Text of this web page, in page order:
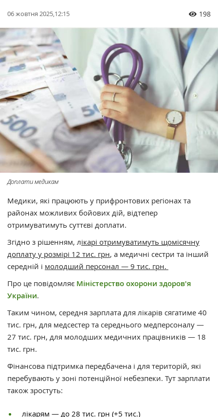
06 жовтня 2025,12:15 198
Доплати медикам
Медики, які працюють у прифронтових регіонах та
районах можливих бойових дій, відтепер
отримуватимуть суттєві доплати.
Згідно з рішенням, лікарі отримуватимуть щомісячну
доплату у розмірі 12 тис. грн, а медичні сестри та інший
середній і молодший персонал — 9 тис. грн.
Про це повідомляє Міністерство охорони здоров'я
України.
Таким чином, середня зарплата для лікарів сягатиме 40
тис. грн, для медсестер та середнього медперсоналу —
27 тис. грн, для молодших медичних працівників — 18
тис. грн.
Фінансова підтримка передбачена і для територій, які
перебувають у зоні потенційної небезпеки. Тут зарплати
також зростуть:
лікарям — до 28 тис. грн (+5 тис.)